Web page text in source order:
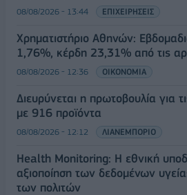
08/08/2026 - 13:44 ΕΠΙΧΕΙΡΗΣΕΙΣ
Χρηματιστήριο Αθηνών:
1,76%, κέρδη 23,31% από τις
08/08/2026 - 12:36 ΟΙΚΟΝΟΜΙΑ
Διευρύνεται η πρωτοβουλία για
με 916 προϊόντα
08/08/2026 - 12:12 ΛΙΑΝΕΜΠΟΡΙΟ
Health Monitoring: Η εθνική
αξιοποίηση των δεδομένων
των πολιτών